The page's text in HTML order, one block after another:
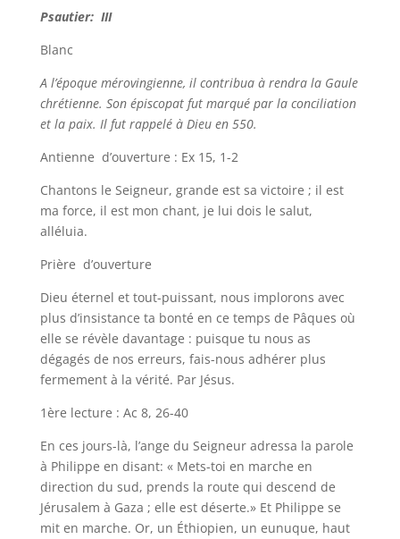
Psautier: III
Blanc
A l’époque mérovingienne, il contribua à rendra la Gaule
chrétienne. Son épiscopat fut marqué par la conciliation
et la paix. Il fut rappelé à Dieu en 550.
Antienne d’ouverture : Ex 15, 1-2
Chantons le Seigneur, grande est sa victoire ; il est
ma force, il est mon chant, je lui dois le salut,
alléluia.
Prière d’ouverture
Dieu éternel et tout-puissant, nous implorons avec
plus d’insistance ta bonté en ce temps de Pâques où
elle se révèle davantage : puisque tu nous as
dégagés de nos erreurs, fais-nous adhérer plus
fermement à la vérité. Par Jésus.
1ère lecture : Ac 8, 26-40
En ces jours-là, l’ange du Seigneur adressa la parole
à Philippe en disant: « Mets-toi en marche en
direction du sud, prends la route qui descend de
Jérusalem à Gaza ; elle est déserte.» Et Philippe se
mit en marche. Or, un Éthiopien, un eunuque, haut